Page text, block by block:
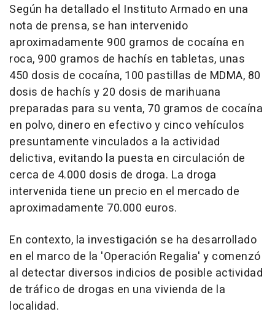
Según ha detallado el Instituto Armado en una
nota de prensa, se han intervenido
aproximadamente 900 gramos de cocaína en
roca, 900 gramos de hachís en tabletas, unas
450 dosis de cocaína, 100 pastillas de MDMA, 80
dosis de hachís y 20 dosis de marihuana
preparadas para su venta, 70 gramos de cocaína
en polvo, dinero en efectivo y cinco vehículos
presuntamente vinculados a la actividad
delictiva, evitando la puesta en circulación de
cerca de 4.000 dosis de droga. La droga
intervenida tiene un precio en el mercado de
aproximadamente 70.000 euros.
En contexto, la investigación se ha desarrollado
en el marco de la 'Operación Regalia' y comenzó
al detectar diversos indicios de posible actividad
de tráfico de drogas en una vivienda de la
localidad.